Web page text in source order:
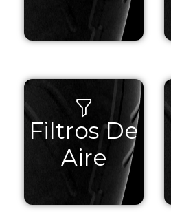
Filtros De
Aire
Ver
Productos